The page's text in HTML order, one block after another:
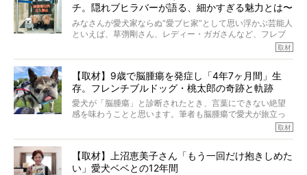
チ。隠れブヒラバーが語る、細かすぎる魅力とは〜
【前編】
みなさんが愛犬家ならぬ“愛ブヒ家”として思い浮かぶ芸能人
といえば、草彅剛さん、レディー・ガガさんなど、フレブ
ルを飼っている方が多いと思います。が、ロッチ中岡さん
んのインスタグラムを覗くと、たくさんのフレブルアカウ
ントがフォローされていて、わが『FRENCH BULLDOG
LIFE』モデルのnicoやトーラスも、その中の一頭。
そんな中岡さんに、フレブルの魅力を語っていただきまし
た。そのブヒ愛っぷりは、思ってた以上！ ガチ中のガチ
取材
【取材】9歳で脳腫瘍を発症し「4年7ヶ月間」生
存。フレンチブルドッグ・桃太郎の奇跡と軌跡
愛犬が「脳腫瘍」と診断されたとき、言葉にできない絶望
感を味わうことと思います。筆者も脳腫瘍で愛犬が旅立っ
たひとり。だからこそ、どれほど厄介で困難な病気かを理
ところが、フレンチブルドッグの桃太郎は9歳で脳腫瘍を発
症し、なんと4年7ヶ月間も生き抜いたのです。旅立ったと
取材
【取材】上沼恵美子さん「もう一回だけ抱きしめた
い」愛犬ベベとの12年間